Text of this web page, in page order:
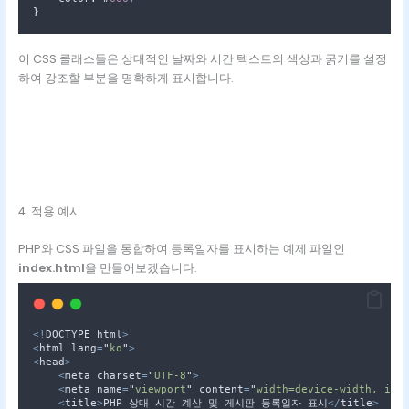
}
이 CSS 클래스들은 상대적인 날짜와 시간 텍스트의 색상과 굵기를 설정
하여 강조할 부분을 명확하게 표시합니다.
4. 적용 예시
PHP와 CSS 파일을 통합하여 등록일자를 표시하는 예제 파일인
index.html을 만들어보겠습니다.
<! DOCTYPE html>
< html lang=" ko">
< head>
<meta charset="UTF-8">
<meta name="viewport" content="width=device-width,
<title>PHP 상대 시간 계산 및 게시판 등록일자 표시</title>